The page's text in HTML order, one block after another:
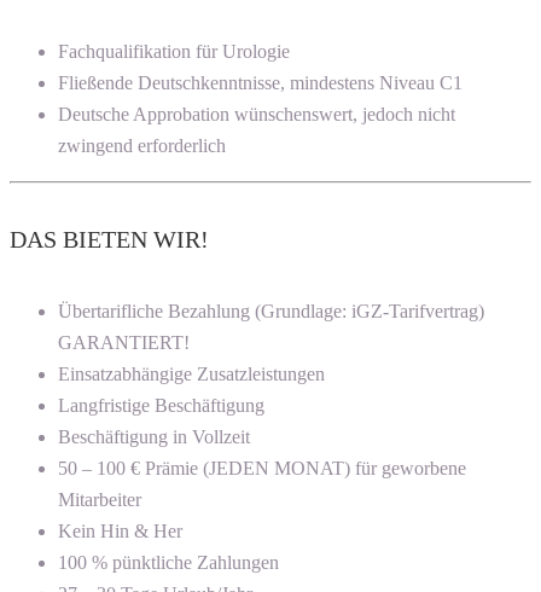
Fachqualifikation für Urologie
Fließende Deutschkenntnisse, mindestens Niveau C1
Deutsche Approbation wünschenswert, jedoch nicht
zwingend erforderlich
DAS BIETEN WIR!
Übertarifliche Bezahlung (Grundlage: iGZ-Tarifvertrag)
GARANTIERT!
Einsatzabhängige Zusatzleistungen
Langfristige Beschäftigung
Beschäftigung in Vollzeit
50 – 100 € Prämie (JEDEN MONAT) für geworbene
Mitarbeiter
Kein Hin & Her
100 % pünktliche Zahlungen